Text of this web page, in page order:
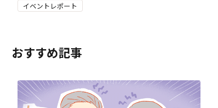
イベントレポート
おすすめ記事